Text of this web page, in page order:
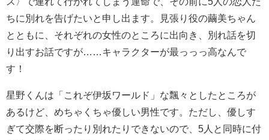
ちに別れを告げたいと申し出ます。見張り役の繭美ちゃん
とともに、それぞれの女性のところに出向き、別れ話を切
り出すお話ですが……キャラクターが最っっっ高なんで
す！
星野くんは「これぞ伊坂ワールド」な飄々としたところが
あるけど、めちゃくちゃ優しい男性です。ただし、優しす
ぎて交際を断ったり別れたりできないので、5人と同時に付